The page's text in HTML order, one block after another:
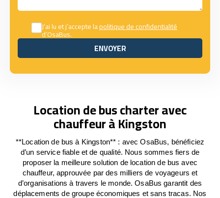
J’ai lu et j’accepte lapolitique de confidentialité
d’OsaBus.
ENVOYER
ENVOYER
Location de bus charter avec
chauffeur à Kingston
**Location de bus à Kingston** : avec OsaBus, bénéficiez
d’un service fiable et de qualité. Nous sommes fiers de
proposer la meilleure solution de location de bus avec
chauffeur, approuvée par des milliers de voyageurs et
d’organisations à travers le monde. OsaBus garantit des
déplacements de groupe économiques et sans tracas. Nos